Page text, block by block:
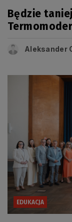
Będzie
Aleksander
EDUKACJA